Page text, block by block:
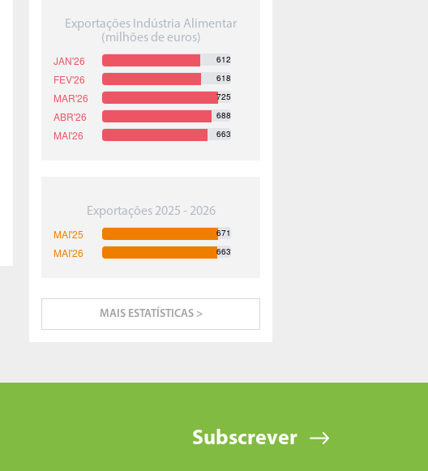
Exportações Indústria Alimentar
(milhões de euros)
612
618
725
688
663
Exportações 2025 - 2026
671
663
MAIS ESTATÍSTICAS >
Subscrever